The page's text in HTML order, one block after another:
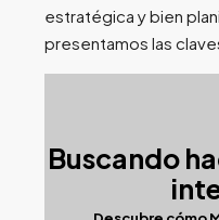
estratégica y bien
presentamos las
Buscando